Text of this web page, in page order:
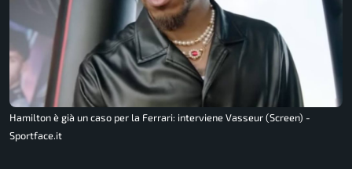
Hamilton è già un caso per la Ferrari: interviene Vasseur (Screen) -
Sportface.it